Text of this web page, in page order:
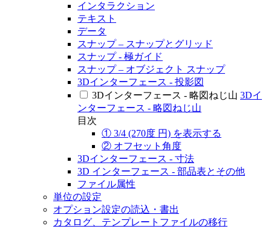
インタラクション
テキスト
データ
スナップ – スナップとグリッド
スナップ - 極ガイド
スナップ – オブジェクト スナップ
3Dインターフェース - 投影図
3Dインターフェース - 略図ねじ山 3Dイ
ンターフェース - 略図ねじ山
目次
① 3/4 (270度 円) を表示する
② オフセット角度
3Dインターフェース - 寸法
3D インターフェース - 部品表とその他
ファイル属性
単位の設定
オプション設定の読込・書出
カタログ、テンプレートファイルの移行